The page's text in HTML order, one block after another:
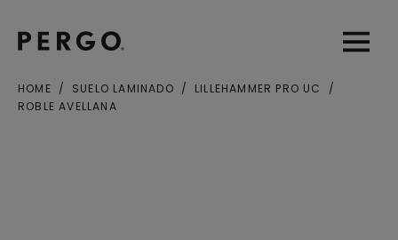
OpenOpen
HOME SUELO LAMINADO
LILLEHAMMER PRO UC
ROBLE AVELLANA